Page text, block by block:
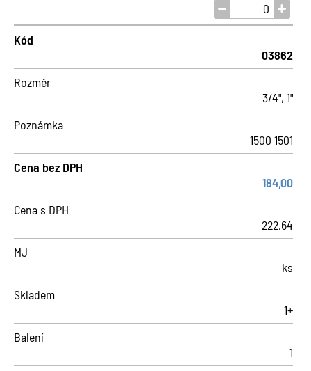
Kód
03862
Rozměr
3/4", 1"
Poznámka
1500 1501
Cena bez DPH
184,00
Cena s DPH
222,64
MJ
ks
Skladem
1+
Balení
1